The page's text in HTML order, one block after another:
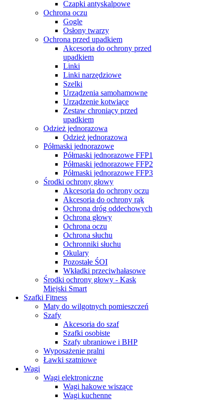
Czapki antyskalpowe
Ochrona oczu
Gogle
Osłony twarzy
Ochrona przed upadkiem
Akcesoria do ochrony przed
upadkiem
Linki
Linki narzędziowe
Szelki
Urządzenia samohamowne
Urządzenie kotwiące
Zestaw chroniący przed
upadkiem
Odzież jednorazowa
Odzież jednorazowa
Półmaski jednorazowe
Półmaski jednorazowe FFP1
Półmaski jednorazowe FFP2
Półmaski jednorazowe FFP3
Środki ochrony głowy
Akcesoria do ochrony oczu
Akcesoria do ochrony rąk
Ochrona dróg oddechowych
Ochrona głowy
Ochrona oczu
Ochrona słuchu
Ochronniki słuchu
Okulary
Pozostałe ŚOI
Wkładki przeciwhałasowe
Środki ochrony głowy - Kask
Miejski Smart
Szafki Fitness
Maty do wilgotnych pomieszczeń
Szafy
Akcesoria do szaf
Szafki osobiste
Szafy ubraniowe i BHP
Wyposażenie pralni
Ławki szatniowe
Wagi
Wagi elektroniczne
Wagi hakowe wiszące
Wagi kuchenne